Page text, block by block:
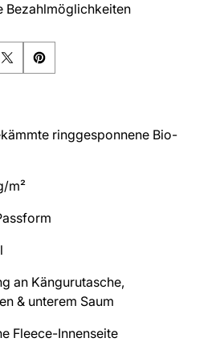
Bezahlmöglichkeiten
ringgesponnene Bio-
m²
an Kängurutasche,
& unterem Saum
Fleece-Innenseite